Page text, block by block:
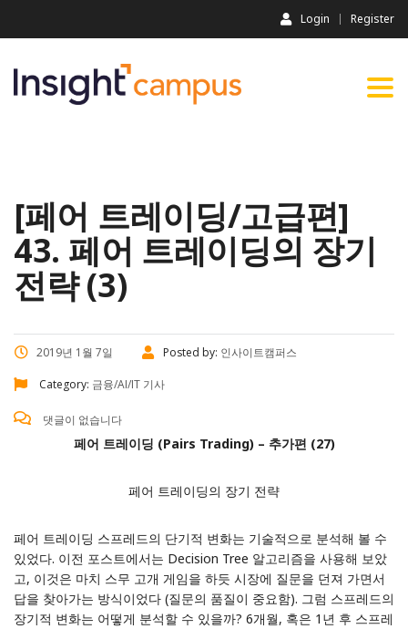
Login Register
[페어 트레이딩/고급편]
43. 페어 트레이딩의 장기
전략 (3)
2019년 1월 7일 Posted by: 인사이트캠퍼스
Category: 금융/AI/IT 기사
댓글이 없습니다
페어 트레이딩 (Pairs Trading) – 추가편 (27)
페어 트레이딩의 장기 전략
페어 트레이딩 스프레드의 단기적 변화는 기술적으로 분석해 볼 수
있었다. 이전 포스트에서는 Decision Tree 알고리즘을 사용해 보았
고, 이것은 마치 스무 고개 게임을 하듯 시장에 질문을 던져 가면서
답을 찾아가는 방식이었다 (질문의 품질이 중요함). 그럼 스프레드의
장기적 변화는 어떻게 분석할 수 있을까? 6개월, 혹은 1년 후 스프레